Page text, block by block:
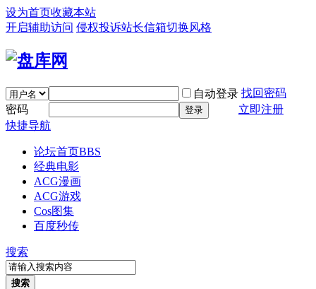
设为首页收藏本站
开启辅助访问 侵权投诉站长信箱切换风格
自动登录 找回密码
密码
登录
立即注册
快捷导航
论坛首页BBS
经典电影
ACG漫画
ACG游戏
Cos图集
百度秒传
搜索
搜索